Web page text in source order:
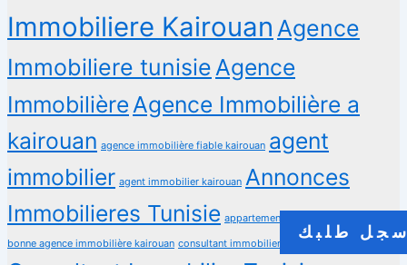
طلبك
Immobiliere Kairouan Agence
Immobiliere tunisie Agence
Immobilière Agence Immobilière a
kairouan agence immobilière fiable kairouan agent
immobilier agent immobilier kairouan Annonces
Immobilieres Tunisie appartements a vendre kairouan
bonne agence immobilière kairouan consultant immobilier kairouan